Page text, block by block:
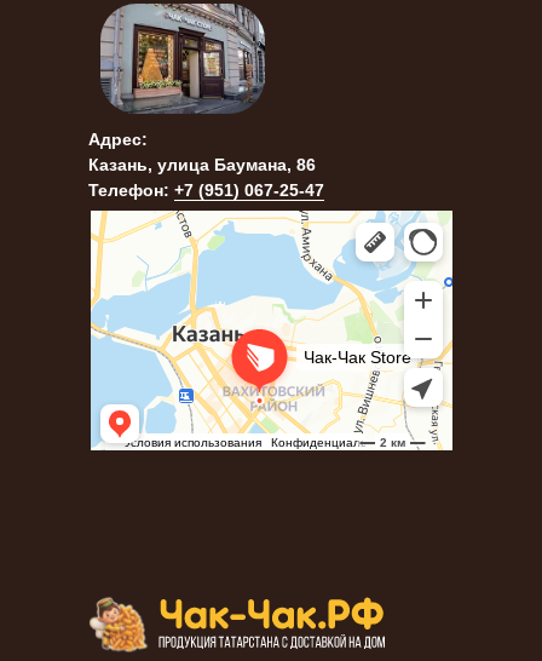
Адрес:
Казань, улица Баумана, 86
Телефон: +7 (951) 067-25-47